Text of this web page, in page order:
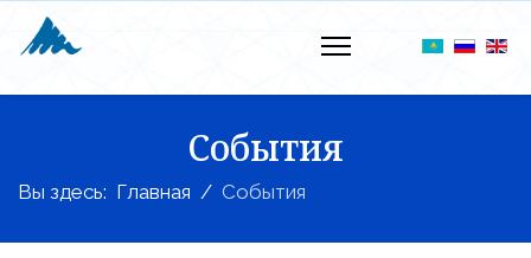
События
Вы здесь: Главная События